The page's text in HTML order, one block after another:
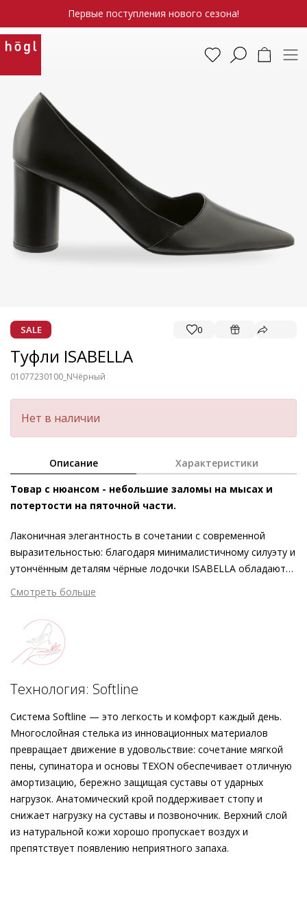
Первые поступления нового сезона!
SALE 0
Туфли ISABELLA
01077230100_NЧёрный
Нет в наличии
Описание Характеристики
Товар с нюансом - небольшие заломы на мысах и
потертости на пяточной части.
Лаконичная элегантность в сочетании с современной
выразительностью: благодаря минималистичному силуэту и
утончённым деталям чёрные лодочки ISABELLA обладают
универсальным стилистическим потенциалом.
Отличительные черты элегантной женственной пары –
глубокий прямой вырез и слегка заострённый носок.
Округлый блочный каблук выглядит эффектно, оставаясь
при этом комфортным. Сдержанно с денимом или нарядно с
элегантным комбинезоном – эти чёрные туфли,
изготовленные этичными методами на экологически
удобство благодаря кожаной подкладке и подошве с
защитой от скольжения.
Смотреть больше
Технология: Softline
Система Softline — это легкость и комфорт каждый день.
Многослойная стелька из инновационных материалов
превращает движение в удовольствие: сочетание мягкой
пены, супинатора и основы TEXON обеспечивает отличную
амортизацию, бережно защищая суставы от ударных
нагрузок. Анатомический крой поддерживает стопу и
снижает нагрузку на суставы и позвоночник. Верхний слой
из натуральной кожи хорошо пропускает воздух и
препятствует появлению неприятного запаха.